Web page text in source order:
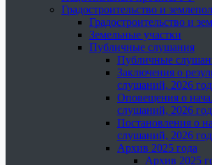
Градостроительство и
Градостроительство и
Земельные участки
Публичные слушания
Публичные
Заключения о
слушаний, 2026 год
Оповещения о
слушаний, 2026 год
Постановления о
слушаний, 2026 год
Архив 2025 года
Архив 2025